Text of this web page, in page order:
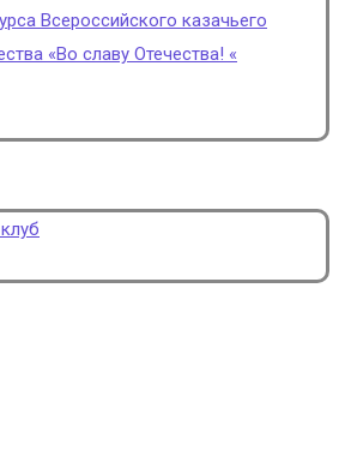
Всероссийского казачьего
«Во славу Отечества! «